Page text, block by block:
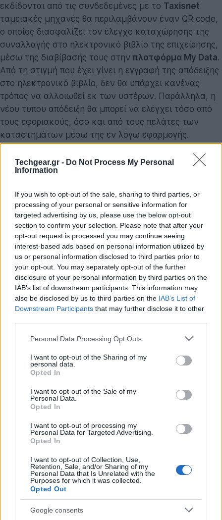
Techgear.gr - Do Not Process My Personal
Information
If you wish to opt-out of the sale, sharing to third parties, or
processing of your personal or sensitive information for
targeted advertising by us, please use the below opt-out
section to confirm your selection. Please note that after your
opt-out request is processed you may continue seeing
interest-based ads based on personal information utilized by
us or personal information disclosed to third parties prior to
your opt-out. You may separately opt-out of the further
disclosure of your personal information by third parties on the
IAB’s list of downstream participants. This information may
also be disclosed by us to third parties on the IAB’s List of
Downstream Participants that may further disclose it to other
Please note that this website/app uses one or more Google
not limited to your visit or usage behaviour. You may click to
grant or deny consent to Google and its third-party tags to
use your data for below specified purposes in below Google
consent section.
Personal Data Processing Opt Outs
I want to opt-out of the Sharing of my
personal data.
Opted In
I want to opt-out of the Sale of my
Personal Data.
Opted In
I want to opt-out of processing my
Personal Data for Targeted Advertising.
Opted In
I want to opt-out of Collection, Use,
Retention, Sale, and/or Sharing of my
Personal Data that Is Unrelated with the
Purposes for which it was collected.
Opted Out
Google consents
εκδίδονται από τις συνδεδεμένες με το Taxisnet
ταμειακές μηχανές θα περιλαμβάνουν έναν QR code,
ο οποίος διασφαλίζει τον έλεγχο καταχώρησης της
συναλλαγής στο ηλεκτρονικό βιβλίο της επιχείρησης,
μέσω της διαβίβασής τους στην πλατφόρμα My Data.
Από τη στιγμή που έχει γίνει η εγγραφή της απόδειξης
στο ηλεκτρονικό βιβλίο, δεν θα υπάρχει κανένας
τρόπος να αλλοιωθεί εκ των υστέρων. Παράλληλα, η
νέου τύπου απόδειξη θα μπορεί να ελέγχει τόσο από
τους εφοριακούς, όσο και από τους πελάτες των
καταστημάτων μέσω της εν λόγω εφαρμογής.
Πιο αναλυτικά, η εφαρμογή της ΑΑΔΕ που θα
διατίθεται μέσα από το κατάστημα
Να σκανάρει ο πελάτης τον ειδικό κωδικό QR
Code, που είναι πάνω στην απόδειξη και η
εφαρμογή θα τον πληροφορεί εάν είναι γνήσια ή
έχει κοπεί από άλλη ταμειακή, ασύνδετη με το
Taxisnet. Επίσης θα τον πληροφορεί εάν έχει
καταχωρηθεί στο ηλεκτρονικό βιβλίο (My Data)της
επιχείρησης.
Αν η απόδειξη δεν είναι νόμιμη και δεν έχει
καταχωρηθεί στο Taxisnet, ο χρήστης του κινητού,
μέσα από την ίδια εφαρμογή θα έχει τη
δυνατότητα να καταγγέλλει τον επιχειρηματία
Δηλαδή, εφόσον η απόδειξη διαπιστωθεί ότι δεν
είναι νόμιμη, ο χρήστης μπορεί να πατήσει το
ειδικό κουμπί, που θα περιέχει η εφαρμογή και να
καταγγείλει στην Εφορία τη συγκεκριμένη
επιχείρηση.
Οι χρήστες που θα ελέγχουν τις εκδιδόμενες
αποδείξεις, μέσω των smartphones, θα
συμμετέχουν σε κληρώσεις και θα κερδίζουν
διάφορα χρηματικά ποσά. Εξετάζεται, δε, να
αντικατασταθούν οι μηνιαίες κληρώσεις, με την
καθιέρωση των δώρων για τους «ελεγκτές» μέσω
παραμείνουν οι μηνιαίες κληρώσεις αλλά να